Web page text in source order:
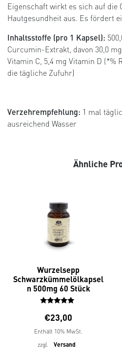
Eigenschaft wirkt es sich auf die
Hautgesundheit aus. Es fördert
Inhaltsstoffe (pro 1 Kapsel):
Curcumin-Extrakt, davon 30,0
Vitamin C, 5,4 mg Vitamin D (*%
die tägliche Zufuhr)
Verzehrempfehlung: 1 mal
ausreichend Wasser
Ähnliche
Wurzelsepp
Schwarzkümmelölkapsel
n 500mg 60 Stück
Bewertet
mit
5.00
von 5
€23,00
Enthält 10% MwSt.
zzgl.
Versand